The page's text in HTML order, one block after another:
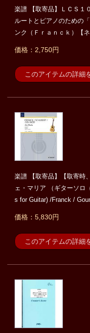
楽譜 【取寄品】ＬＣＳ
ルートとピアノのための
ンク（Ｆｒａｎｃｋ）【
価格：2,750円
このアイテムの詳細
楽譜 【取寄品】【取寄時
ェ・マリア （ギターソロ
s for Guitar) /Franck /
価格：5,830円
このアイテムの詳細